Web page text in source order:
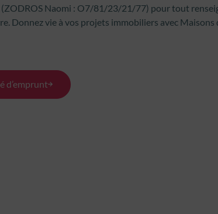
Naomi : O7/81/23/21/77) pour tout
Donnez vie à vos projets immobiliers avec
d’emprunt